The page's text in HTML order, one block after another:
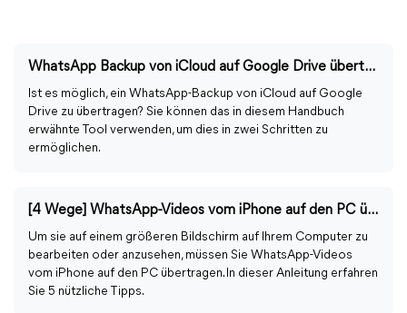
WhatsApp Backup von iCloud auf Google Drive übertragen
Ist es möglich, ein WhatsApp-Backup von iCloud auf Google
Drive zu übertragen? Sie können das in diesem Handbuch
erwähnte Tool verwenden, um dies in zwei Schritten zu
ermöglichen.
[4 Wege] WhatsApp-Videos vom iPhone auf den PC übertragen
Um sie auf einem größeren Bildschirm auf Ihrem Computer zu
bearbeiten oder anzusehen, müssen Sie WhatsApp-Videos
vom iPhone auf den PC übertragen. In dieser Anleitung erfahren
Sie 5 nützliche Tipps.